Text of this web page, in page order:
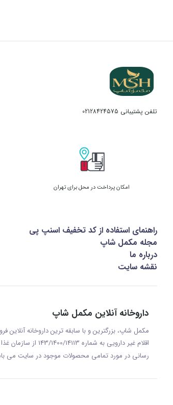
تلفن پشتیبانی 02128424575
امکان پرداخت در محل برای تهران
راهنمای استفاده از کد تخفیف اسنپ پی
مجله مکمل شاپ
درباره ما
نقشه سایت
داروخانه آنلاین مکمل شاپ
مکمل شاپ، بزرگترین و با سابقه ترین داروخانه
اقلام غیر
رسانی در مورد تمامی محصولات موجود در سایت می